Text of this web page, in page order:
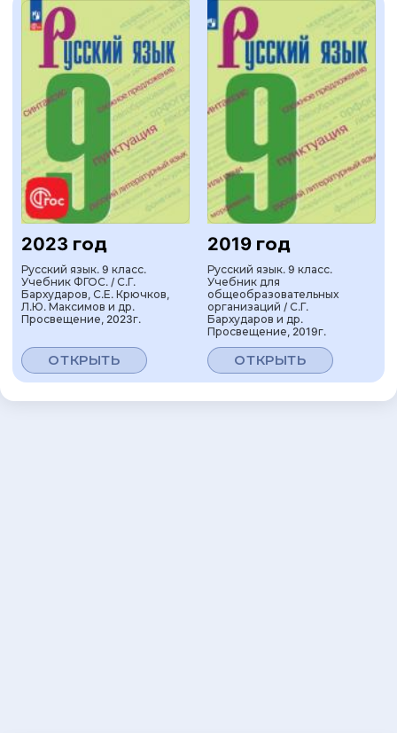
2023 год
Русский язык. 9 класс.
Учебник ФГОС. / С.Г.
Бархударов, С.Е. Крючков,
Л.Ю. Максимов и др.
Просвещение, 2023г.
ОТКРЫТЬ
2019 год
Русский язык. 9 класс.
Учебник для
общеобразовательных
организаций / С.Г.
Бархударов и др.
Просвещение, 2019г.
ОТКРЫТЬ